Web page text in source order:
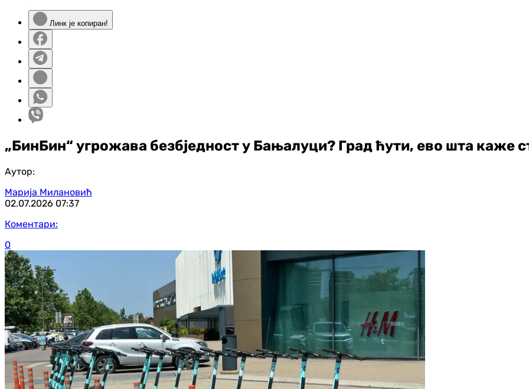
Линк је копиран!
„БинБин“ угрожава безбједност у Бањалуци? Град ћути, ево шта каже
Аутор:
Марија Милановић
02.07.2026 07:37
Коментари:
0